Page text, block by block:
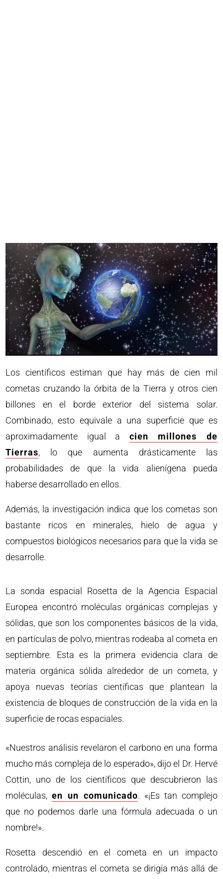
Los científicos estiman que hay más de cien mil
cometas cruzando la órbita de la Tierra y otros cien
billones en el borde exterior del sistema solar.
Combinado, esto equivale a una superficie que es
aproximadamente igual a cien millones de
Tierras, lo que aumenta drásticamente las
probabilidades de que la vida alienígena pueda
haberse desarrollado en ellos.
Además, la investigación indica que los cometas son
bastante ricos en minerales, hielo de agua y
compuestos biológicos necesarios para que la vida se
desarrolle.
La sonda espacial Rosetta de la Agencia Espacial
Europea encontró moléculas orgánicas complejas y
sólidas, que son los componentes básicos de la vida,
en partículas de polvo, mientras rodeaba al cometa en
septiembre. Esta es la primera evidencia clara de
materia orgánica sólida alrededor de un cometa, y
apoya nuevas teorías científicas que plantean la
existencia de bloques de construcción de la vida en la
superficie de rocas espaciales.
«Nuestros análisis revelaron el carbono en una forma
mucho más compleja de lo esperado», dijo el Dr. Hervé
Cottin, uno de los científicos que descubrieron las
moléculas,en un comunicado. «¡Es tan complejo
que no podemos darle una fórmula adecuada o un
nombre!».
Rosetta descendió en el cometa en un impacto
controlado, mientras el cometa se dirigía más allá de